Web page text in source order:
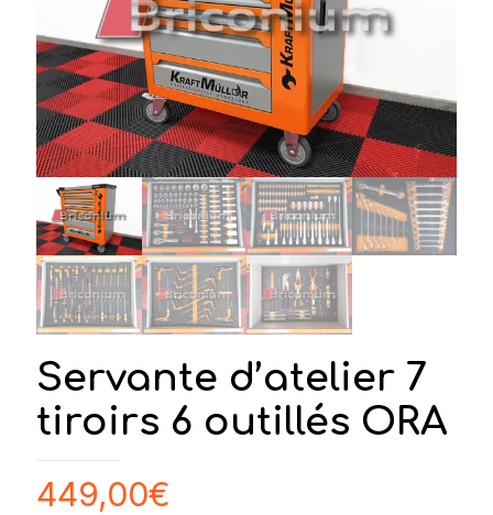
Servante d’atelier 7
tiroirs 6 outillés ORA
449,00€